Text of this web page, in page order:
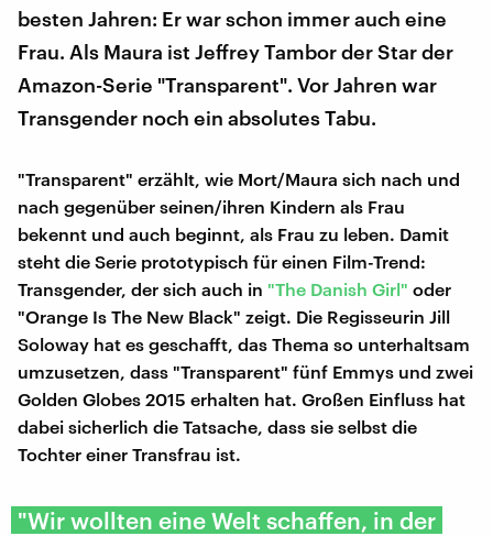
besten Jahren: Er war schon immer auch eine
Frau. Als Maura ist Jeffrey Tambor der Star der
Amazon-Serie "Transparent". Vor Jahren war
Transgender noch ein absolutes Tabu.
"Transparent" erzählt, wie Mort/Maura sich nach und
nach gegenüber seinen/ihren Kindern als Frau
bekennt und auch beginnt, als Frau zu leben. Damit
steht die Serie prototypisch für einen Film-Trend:
Transgender, der sich auch in "The Danish Girl" oder
"Orange Is The New Black" zeigt. Die Regisseurin Jill
Soloway hat es geschafft, das Thema so unterhaltsam
umzusetzen, dass "Transparent" fünf Emmys und zwei
Golden Globes 2015 erhalten hat. Großen Einfluss hat
dabei sicherlich die Tatsache, dass sie selbst die
Tochter einer Transfrau ist.
"Wir wollten eine Welt schaffen, in der